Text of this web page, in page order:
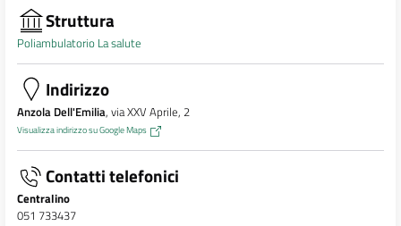
Struttura
Poliambulatorio La salute
Indirizzo
Anzola Dell'Emilia, via XXV Aprile, 2
Visualizza indirizzo su Google Maps
Contatti telefonici
Centralino
051 733437